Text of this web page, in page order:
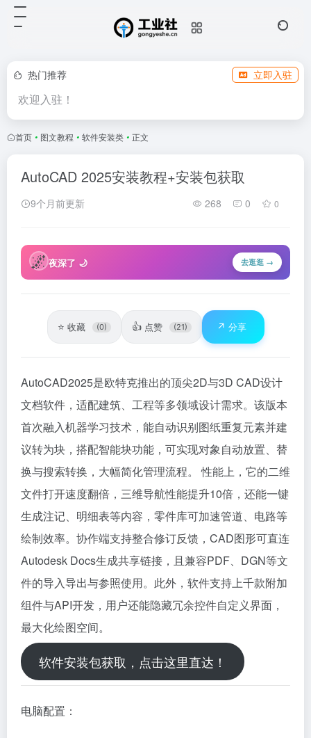
热门推荐 立即入驻
欢迎入驻！
首页 • 图文教程 • 软件安装类 • 正文
AutoCAD 2025安装教程+安装包获取
9个月前更新 268 0 0
🌌夜深了 🌙 去逛逛 →
⭐ 收藏 (0) 👍 点赞 (21) ↗️ 分享
AutoCAD2025是欧特克推出的顶尖2D与3D CAD设计
文档软件，适配建筑、工程等多领域设计需求。该版本
首次融入机器学习技术，能自动识别图纸重复元素并建
议转为块，搭配智能块功能，可实现对象自动放置、替
换与搜索转换，大幅简化管理流程。 性能上，它的二维
文件打开速度翻倍，三维导航性能提升10倍，还能一键
生成注记、明细表等内容，零件库可加速管道、电路等
绘制效率。协作端支持整合修订反馈，CAD图形可直连
Autodesk Docs生成共享链接，且兼容PDF、DGN等文
件的导入导出与参照使用。此外，软件支持上千款附加
组件与API开发，用户还能隐藏冗余控件自定义界面，
最大化绘图空间。
软件安装包获取，点击这里直达！
电脑配置：